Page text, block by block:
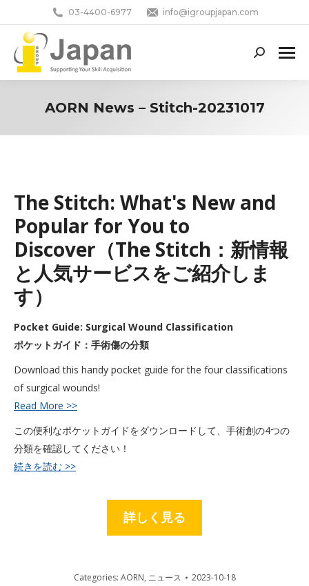
03-4400-6977 info@igroupjapan.com
Search:
AORN News – Stitch-20231017
The Stitch: What's New and
Popular for You to
Discover（The Stitch：新情報
と人気サービスをご紹介しま
す）
Pocket Guide: Surgical Wound Classification
ポケットガイド：手術傷の分類
Download this handy pocket guide for the four classifications
of surgical wounds!
Read More >>
この便利なポケットガイドをダウンロードして、手術創の4つの
分類を確認してください！
続きを読む >>
詳しく見る
Categories: AORN, ニュース 2023-10-18